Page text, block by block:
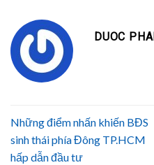
DUOC
Những điểm nhấn khiến BĐS
sinh thái phía Đông TP.HCM
hấp dẫn đầu tư